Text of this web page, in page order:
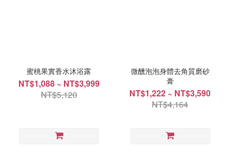
蜜桃果實香水沐浴露
NT$1,088 ~ NT$3,999
NT$5,120
微醺泡泡身體去角質磨砂
膏
NT$1,222 ~ NT$3,590
NT$4,164